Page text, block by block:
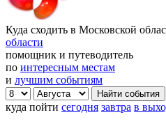
Куда сходить в Московской
области
помощник и путеводитель
по интересным местам
и лучшим событиям
куда пойти сегодня завтра в